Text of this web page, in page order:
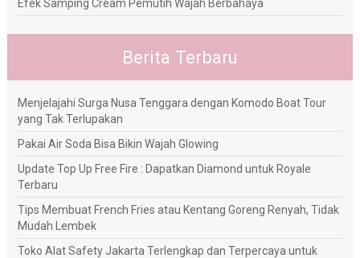
Efek Samping Cream Pemutih Wajah Berbahaya
Berita Terbaru
Menjelajahi Surga Nusa Tenggara dengan Komodo Boat Tour
yang Tak Terlupakan
Pakai Air Soda Bisa Bikin Wajah Glowing
Update Top Up Free Fire : Dapatkan Diamond untuk Royale
Terbaru
Tips Membuat French Fries atau Kentang Goreng Renyah, Tidak
Mudah Lembek
Toko Alat Safety Jakarta Terlengkap dan Terpercaya untuk